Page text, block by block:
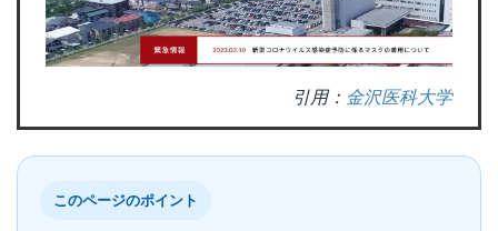
引用： 金沢医科大学
このページのポイント